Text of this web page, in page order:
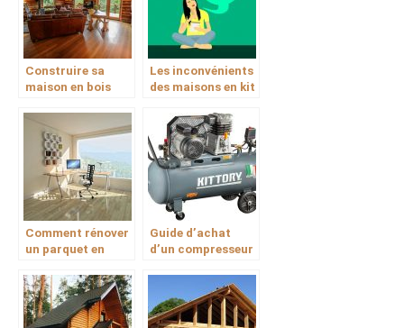
Construire sa
maison en bois
Les inconvénients
des maisons en kit
Comment rénover
un parquet en
Guide d’achat
d’un compresseur
vos travaux de
construction en
bois